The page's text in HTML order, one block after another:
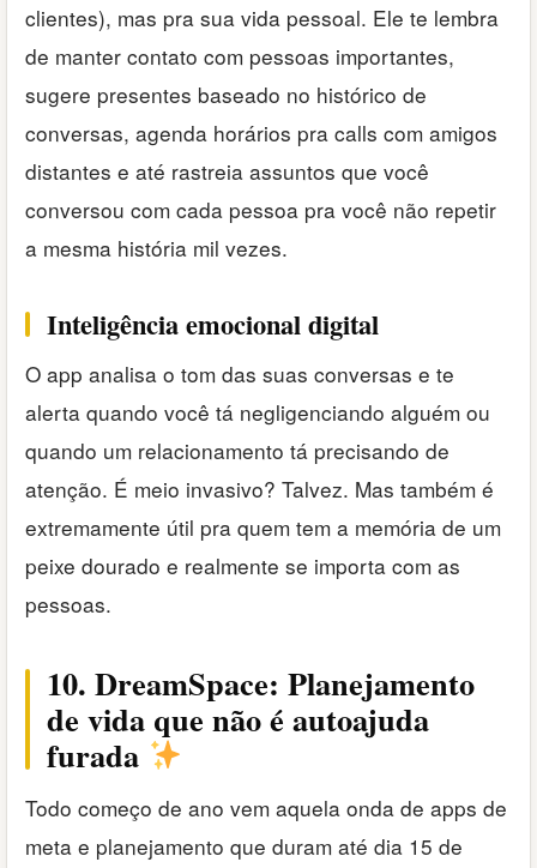
clientes), mas pra sua vida pessoal. Ele te lembra
de manter contato com pessoas importantes,
sugere presentes baseado no histórico de
conversas, agenda horários pra calls com amigos
distantes e até rastreia assuntos que você
conversou com cada pessoa pra você não repetir
a mesma história mil vezes.
Inteligência emocional digital
O app analisa o tom das suas conversas e te
alerta quando você tá negligenciando alguém ou
quando um relacionamento tá precisando de
atenção. É meio invasivo? Talvez. Mas também é
extremamente útil pra quem tem a memória de um
peixe dourado e realmente se importa com as
pessoas.
10. DreamSpace: Planejamento
de vida que não é autoajuda
furada
Todo começo de ano vem aquela onda de apps de
meta e planejamento que duram até dia 15 de